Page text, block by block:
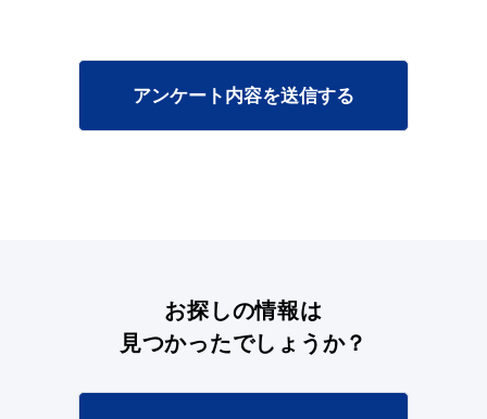
アンケート内容を送信する
お探しの情報は
見つかったでしょうか？